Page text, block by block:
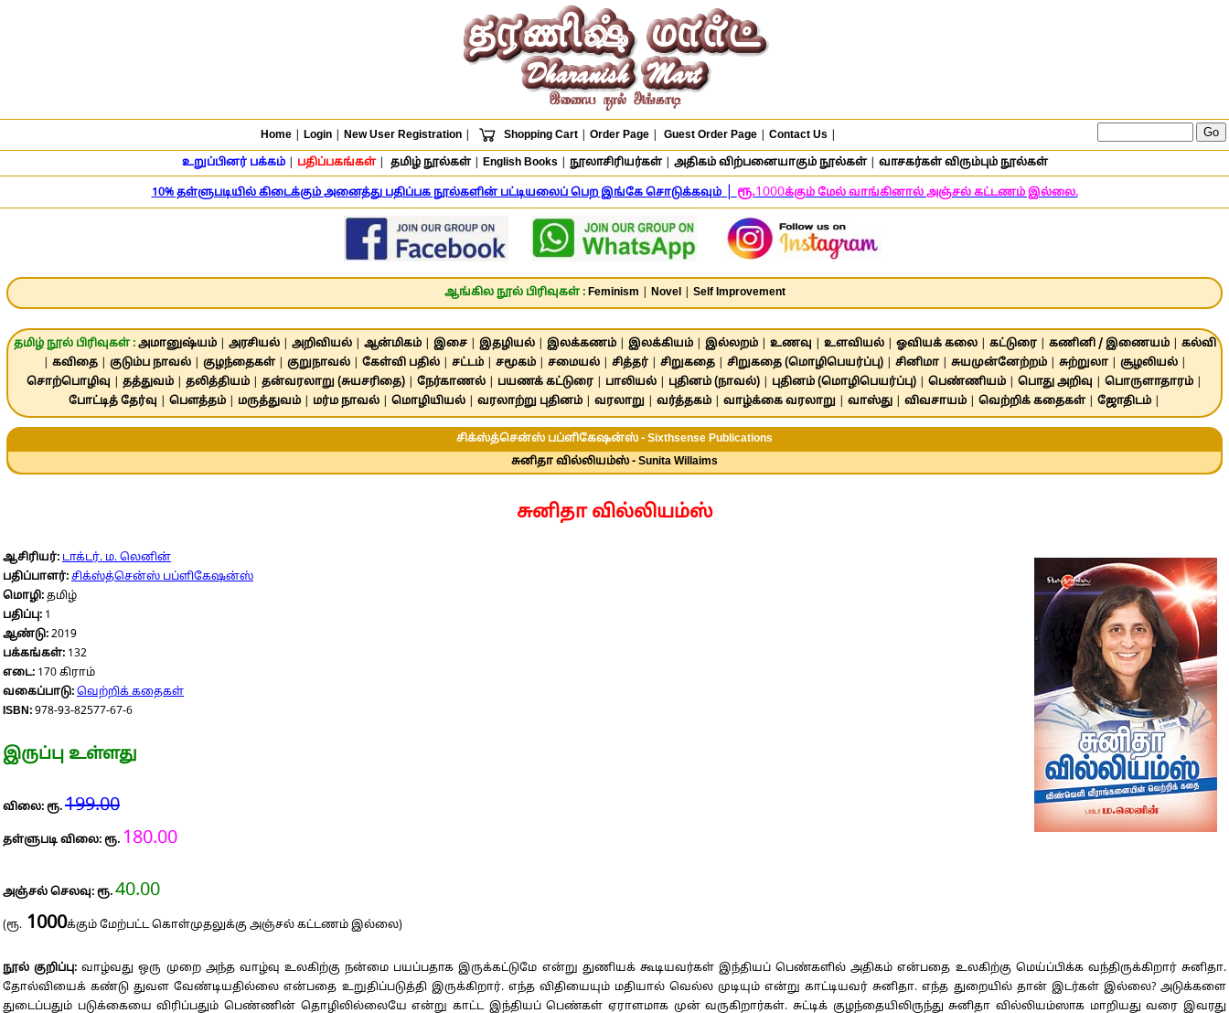
Home Login New User Registration Shopping Cart Order Page Guest Order Page Contact Us
உறுப்பினர் பக்கம்| பதிப்பகங்கள்| தமிழ் நூல்கள்| English Books நூலாசிரியர்கள்| அதிகம் விற்பனையாகும் நூல்கள்| வாசகர்கள் விரும்பும் நூல்கள்
10% தள்ளுபடியில் கிடைக்கும் அனைத்து பதிப்பக நூல்களின் பட்டியலைப் பெற இங்கே சொடுக்கவும்|ரூ.1000க்கும் மேல் வாங்கினால் அஞ்சல் கட்டணம் இல்லை.
ஆங்கில நூல் பிரிவுகள் : Feminism Novel| Self Improvement
தமிழ் நூல் பிரிவுகள் : அமானுஷ்யம்| அரசியல்| அறிவியல்| ஆன்மிகம்| இசை| இதழியல்| இலக்கணம்| இலக்கியம்| இல்லறம்| உணவு உளவியல்| ஓவியக் கலை| கட்டுரை| கணினி / இணையம்| கல்வி
கவிதை| குடும்ப நாவல்| குழந்தைகள்| குறுநாவல்| கேள்வி பதில்| சட்டம்| சமூகம்| சமையல்| சித்தர்| சிறுகதை| சிறுகதை (மொழிபெயர்ப்பு)| சினிமா| சுயமுன்னேற்றம்| சுற்றுலா| சூழலியல்|
சொற்பொழிவு
தத்துவம் தலித்தியம் தன்வரலாறு (சுயசரிதை) நேர்காணல் பயணக் கட்டுரை பாலியல் புதினம் (நாவல்) புதினம் (மொழிபெயர்ப்பு) பெண்ணியம் பொது அறிவு பொருளாதாரம்
போட்டித் தேர்வு
பௌத்தம் மருத்துவம் மர்ம நாவல் மொழியியல் வரலாற்று புதினம் வரலாறு வர்த்தகம் வாழ்க்கை வரலாறு வாஸ்து விவசாயம் வெற்றிக் கதைகள்| ஜோதிடம்
சிக்ஸ்த்சென்ஸ் பப்ளிகேஷன்ஸ் - Sixthsense Publications
சுனிதா வில்லியம்ஸ் - Sunita Willaims
சுனிதா வில்லியம்ஸ்
ஆசிரியர்: டாக்டர். ம. லெனின்
பதிப்பாளர்: சிக்ஸ்த்சென்ஸ் பப்ளிகேஷன்ஸ்
மொழி: தமிழ்
பதிப்பு: 1
ஆண்டு: 2019
பக்கங்கள்: 132
எடை: 170 கிராம்
வகைப்பாடு: வெற்றிக் கதைகள்
ISBN: 978-93-82577-67-6
இருப்பு உள்ளது
விலை: ரூ. 199.00
தள்ளுபடி விலை: ரூ. 180.00
அஞ்சல் செலவு: ரூ. 40.00
(ரூ. 1000க்கும் மேற்பட்ட கொள்முதலுக்கு அஞ்சல் கட்டணம் இல்லை)
நூல் குறிப்பு:வாழ்வது ஒரு முறை அந்த வாழ்வு உலகிற்கு நன்மை பயப்பதாக இருக்கட்டுமே என்று துணியக் கூடியவர்கள் இந்தியப் பெண்களில் அதிகம் என்பதை உலகிற்கு மெய்ப்பிக்க வந்திருக்கிறார் சுனிதா.
தோல்வியைக் கண்டு துவள வேண்டியதில்லை என்பதை உறுதிப்படுத்தி இருக்கிறார். எந்த விதியையும் மதியால் வெல்ல முடியும் என்று காட்டியவர் சுனிதா. எந்த துறையில் தான் இடர்கள் இல்லை? அடுக்களை
துடைப்பதும் படுக்கையை விரிப்பதும் பெண்ணின் தொழிலில்லையே என்று காட்ட இந்தியப் பெண்கள் ஏராளமாக முன் வருகிறார்கள். சுட்டிக் குழந்தையிலிருந்து சுனிதா வில்லியம்ஸாக மாறியது வரை இவரது